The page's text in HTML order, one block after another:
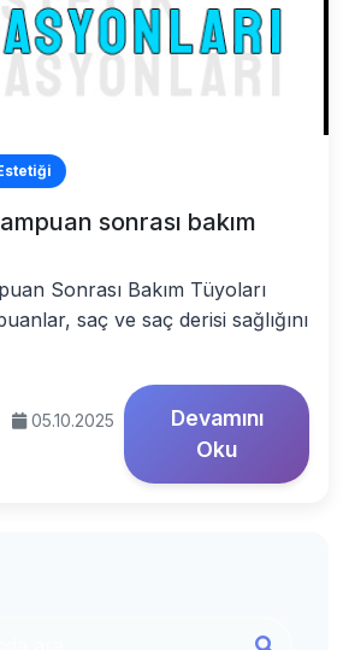
sonrası bakım
Sonrası Bakım Tüyoları
saç ve saç derisi sağlığını
05.10.2025
Devamını
Oku